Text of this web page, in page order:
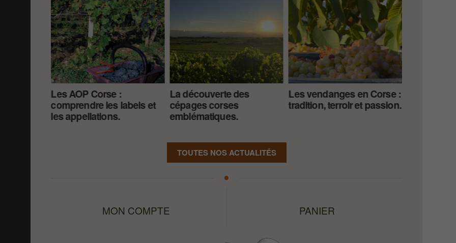
Les vendanges en Corse :
tradition, terroir et passion.
Les AOP Corse :
comprendre les labels et
les appellations.
La découverte des
cépages corses
emblématiques.
TOUTES NOS ACTUALITÉS
MON COMPTE PANIER